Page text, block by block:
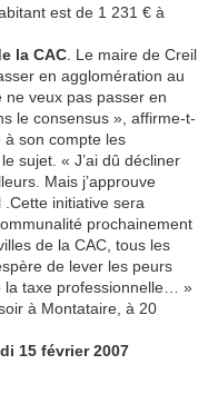
est de 1 231 € à
la CAC . Le maire de Creil
en agglomération au
veux pas passer en
le consensus », affirme-t-
à son compte les
sujet. « J’ai dû décliner
Mais j’approuve
initiative sera
prochainement
de la CAC, tous les
de lever les peurs
la taxe professionnelle… »
à Montataire, à 20
15 février 2007